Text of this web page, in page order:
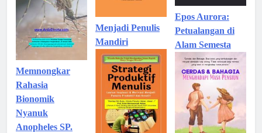
Memnongkar
Rahasia
Bionomik
Nyanuk
Anopheles SP.
Menjadi Penulis
Mandiri
Epos Aurora:
Petualangan di
Alam Semesta